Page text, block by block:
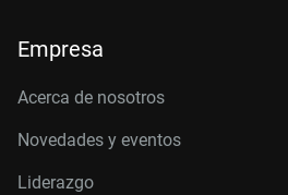
Empresa
Acerca de nosotros
Novedades y eventos
Liderazgo